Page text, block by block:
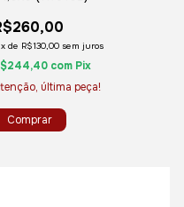
x de R$130,00 sem juros
com Pix
última peça!